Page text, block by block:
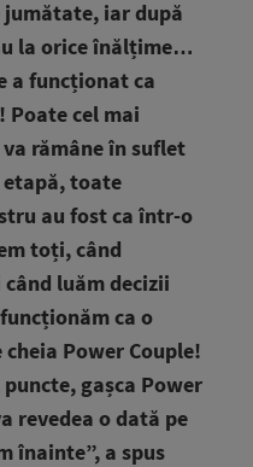
jumătate, iar după
la orice înălțime…
a funcționat ca
Poate cel mai
rămâne în suflet
toate
au fost ca într-o
toți, când
luăm decizii
ca o
Power Couple!
gașca Power
revedea o dată pe
înainte”, a spus